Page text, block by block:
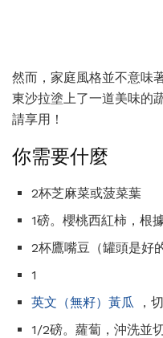
然而，家庭風格並不意味
東沙拉塗上了一道美味的
請享用！
你需要什麼
2杯芝麻菜或菠菜葉
1磅。櫻桃西紅柿，根
2杯鷹嘴豆（罐頭是好
1
英文（無籽）黃瓜
，
1/2磅。蘿蔔，沖洗並